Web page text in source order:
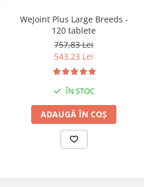
WeJoint Plus Large Breeds -
120 tablete
757,83 Lei
543,23 Lei
ÎN STOC
ADAUGĂ ÎN COȘ